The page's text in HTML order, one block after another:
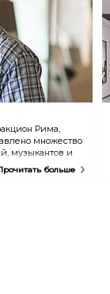
Рима,
множество
музыкантов и
Уайлд,
билета
больше